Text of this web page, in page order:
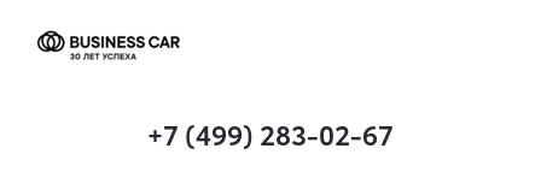
+7 (499) 283-02-67